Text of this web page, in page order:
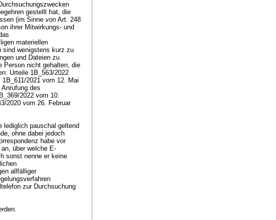
gestellt hat, die
(im Sinne von Art. 248
ihrer Mitwirkungs- und
materiellen
sind wenigstens kurz zu
und Dateien zu
Person nicht gehalten, die
Urteile 1B_563/2022
2021 vom 12. Mai
des
2022 vom 10.
2020 vom 26. Februar
lediglich pauschal geltend
ohne dabei jedoch
habe vor
über welche E-
sonst nenne er keine
allfälliger
zur Durchsuchung